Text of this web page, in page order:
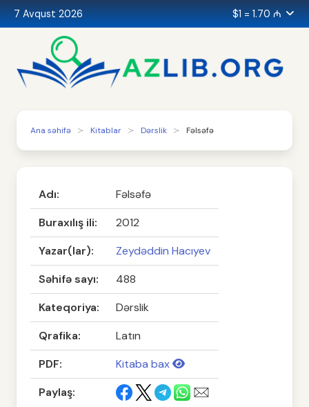
7 Avqust 2026 $1 = 1.70 ₼
Ana səhifə Kitablar Dərslik Fəlsəfə
Adı:
Fəlsəfə
Buraxılış ili:
2012
Yazar(lar):
Zeydəddin Hacıyev
Səhifə sayı:
488
Kateqoriya:
Dərslik
Qrafika:
Latın
PDF:
Kitaba bax
Paylaş: